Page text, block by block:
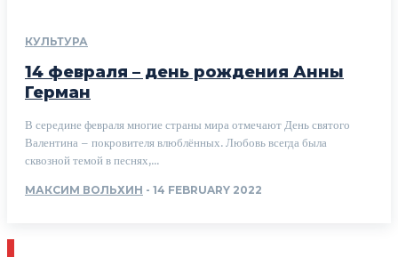
КУЛЬТУРА
14 февраля – день рождения Анны
Герман
В середине февраля многие страны мира отмечают День святого
Валентина – покровителя влюблённых. Любовь всегда была
сквозной темой в песнях,...
МАКСИМ ВОЛЬХИН - 14 FEBRUARY 2022